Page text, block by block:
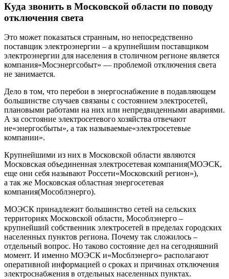
Куда звонить в Московской области по поводу
отключения света
Это может показаться странным, но непосредственно
поставщик электроэнергии – а крупнейшим поставщиком
электроэнергии для населения в столичном регионе является
компания«Мосэнергсобыт» — проблемой отключения света
не занимается.
Дело в том, что перебои в энергоснабжение в подавляющем
большинстве случаев связаны с состоянием электросетей,
плановыми работами на них или непредвиденными авариями.
А за состояние электросетевого хозяйства отвечают
не«энергосбыты», а так называемые«электросетевые
компании».
Крупнейшими из них в Московской области являются
Московская объединенная электросетевая компания(МОЭСК,
еще они себя называют Россети«Московский регион»),
а так же Московская областная энергосетевая
компания(Мособлэнерго).
МОЭСК принадлежит большинство сетей на сельских
территориях Московской области, Мособлэнерго –
крупнейший собственник электросетей в пределах городских
населенных пунктов региона. Почему так сложилось –
отдельный вопрос. Но таково состояние дел на сегодняшний
момент. И именно МОЭСК и«Мосблэнерго» располагают
оперативной информацией о сроках и причинах отключения
электроснабжения в отдельных населенных пунктах.